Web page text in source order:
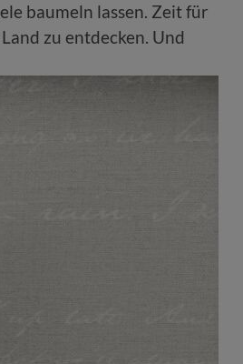
baumeln lassen. Zeit für
zu entdecken. Und